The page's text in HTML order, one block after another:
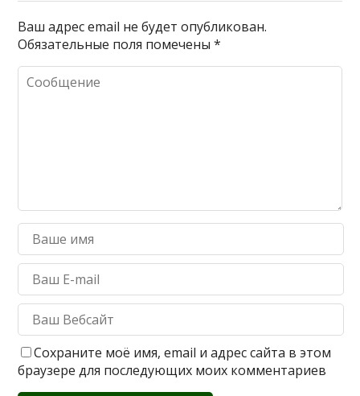
Ваш адрес email не будет опубликован.
Обязательные поля помечены*
Сохраните моё имя, email и адрес сайта в этом
браузере для последующих моих комментариев